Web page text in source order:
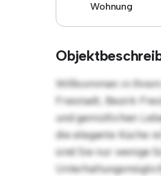
Wohnung
Willkommen in
Freistadt, Bezirk
und gemütlichen
die elegante Küche
sind Sie nur wenige